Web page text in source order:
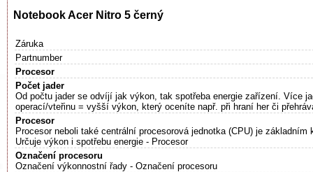
Notebook Acer Nitro 5 černý
Záruka
Partnumber
Procesor
Počet jader
Od počtu jader se odvíjí jak výkon, tak spotřeba energie zařízení. Více
operací/vteřinu = vyšší výkon, který oceníte např. při hraní her či
Procesor
Procesor neboli také centrální procesorová jednotka (CPU) je základním
Určuje výkon i spotřebu energie - Procesor
Označení procesoru
Označení výkonnostní řady - Označení procesoru